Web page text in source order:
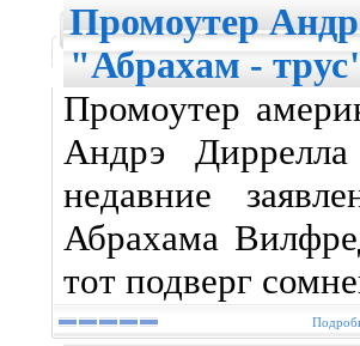
Промоутер
"Абрахам -
Промоутер
Андрэ
недавние
Абрахама
тот подверг